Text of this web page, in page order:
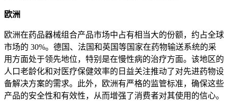
欧洲
欧洲在药品器械组合产品市场中占有相当大的份额，约占全球
市场的 30%。德国、法国和英国等国家在药物输送系统的采
用方面处于领先地位，特别是在慢性病的治疗方面。该地区的
人口老龄化和对医疗保健效率的日益关注推动了对先进药物设
备解决方案的需求。此外，欧洲有严格的监管标准，确保这些
产品的安全性和有效性，从而增强了消费者对其使用的信心。